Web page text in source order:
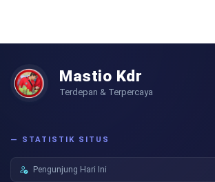
Mastio Kdr
Terdepan & Terpercaya
— STATISTIK SITUS
Pengunjung Hari Ini